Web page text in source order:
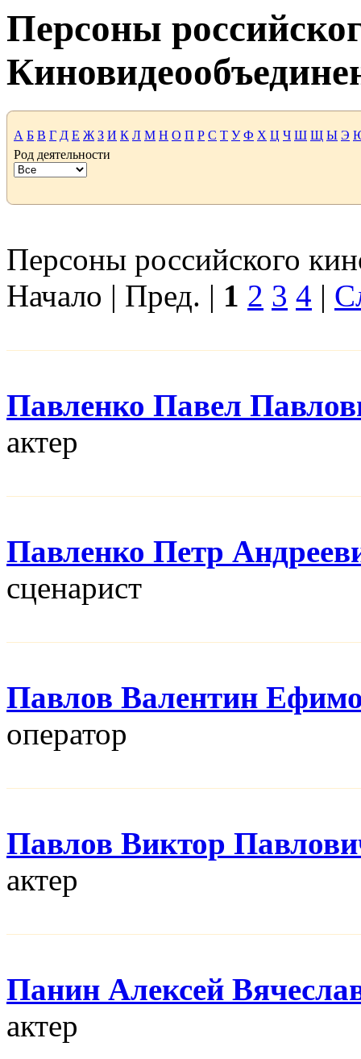
Персоны
А Б В Г Д Е Ж З И К Л М Н О П Р С Т У Ф Х Ц Ч Ш Щ Ы Э
Род деятельности
Персоны российского
Начало | Пред. | 1 2 3 4 |
Павленко Павел
актер
Павленко Петр
сценарист
Павлов Валентин
оператор
Павлов Виктор
актер
Панин Алексей
актер